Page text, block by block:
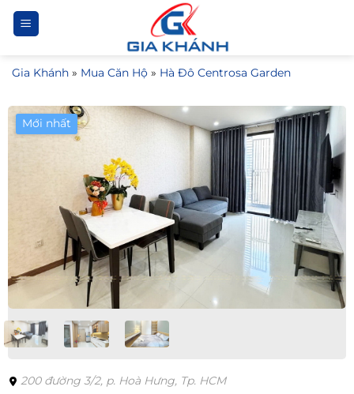
Bỏ
qua
dung
Gia Khánh » Mua Căn Hộ » Hà Đô Centrosa Garden
Mới nhất
200 đường 3/2, p. Hoà Hưng, Tp. HCM